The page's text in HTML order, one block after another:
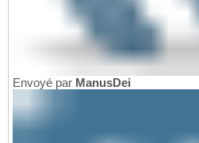
Envoyé par ManusDei